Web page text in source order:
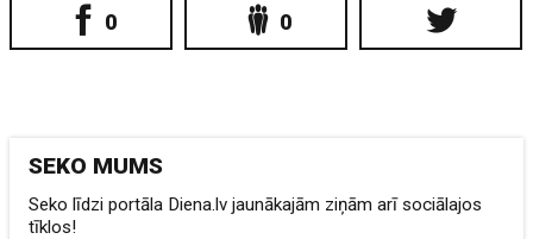
0 0
SEKO MUMS
Seko līdzi portāla Diena.lv jaunākajām ziņām arī sociālajos
tīklos!